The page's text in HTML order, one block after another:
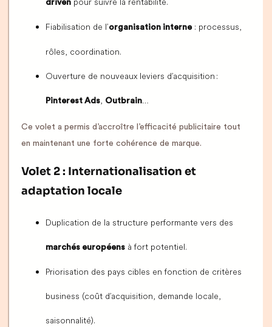
driven
Fiabilisation de l’organisation interne: processus,
rôles, coordination.
Ouverture de nouveaux leviers d’acquisition :
Pinterest Ads, Outbrain…
Ce volet a permis d’accroître l’efficacité publicitaire tout
en maintenant une forte cohérence de marque.
Volet 2 : Internationalisation et
adaptation locale
Duplication de la structure performante vers des
marchés européens à fort potentiel.
Priorisation des pays cibles en fonction de critères
business (coût d’acquisition, demande locale,
saisonnalité).